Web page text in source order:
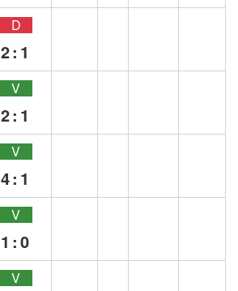
D
2:1
V
2:1
V
4:1
V
1:0
V